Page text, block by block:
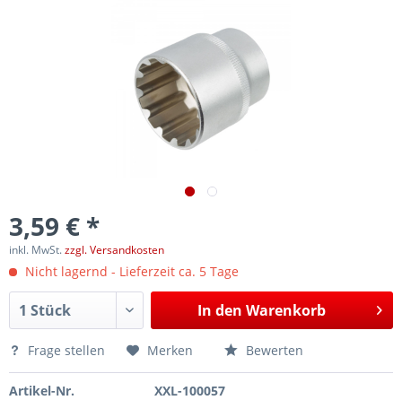
3,59 € *
inkl. MwSt.zzgl. Versandkosten
Nicht lagernd - Lieferzeit ca. 5 Tage
In den Warenkorb
Frage stellen Merken Bewerten
Artikel-Nr.
XXL-100057